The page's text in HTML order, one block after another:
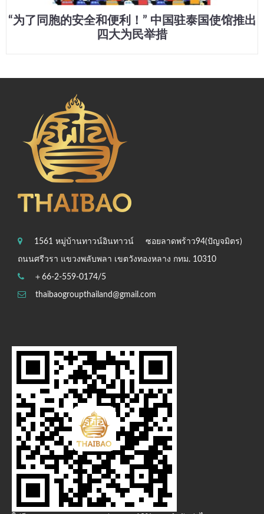
“为了同胞的安全和便利！” 中国驻泰国使馆推出
四大为民举措
1561 หมู่บ้านทาวน์อินทาวน์ ซอยลาดพร้าว94(ปัญจมิตร)
ถนนศรีวรา แขวงพลับพลา เขตวังทองหลาง กทม. 10310
＋66-2-559-0174/5
thaibaogroupthailand@gmail.com